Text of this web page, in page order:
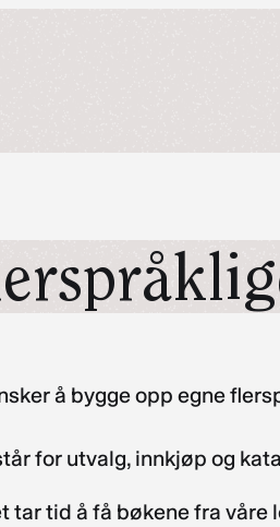
å bygge opp egne
for utvalg, innkjøp og
tid å få bøkene fra våre